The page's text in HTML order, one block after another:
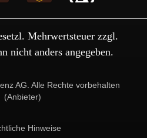
Mehrwertsteuer zzgl.
nicht anders angegeben.
AG. Alle Rechte vorbehalten
(Anbieter)
Hinweise